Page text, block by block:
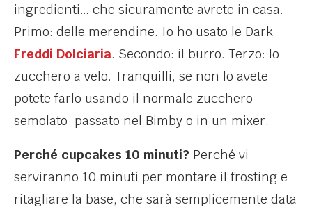
ingredienti… che sicuramente avrete in casa.
Primo: delle merendine. Io ho usato le Dark
Freddi Dolciaria. Secondo: il burro. Terzo: lo
zucchero a velo. Tranquilli, se non lo avete
potete farlo usando il normale zucchero
semolato passato nel Bimby o in un mixer.
Perché cupcakes 10 minuti? Perché vi
serviranno 10 minuti per montare il frosting e
ritagliare la base, che sarà semplicemente data